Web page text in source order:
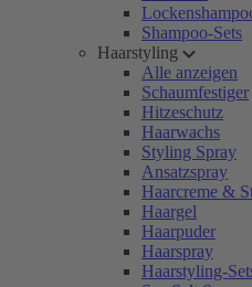
Shampoo-Sets
Haarstyling
Alle anzeigen
Schaumfestiger
Hitzeschutz
Haarwachs
Styling Spray
Ansatzspray
Haarcreme &
Haargel
Haarpuder
Haarspray
Haarstyling-